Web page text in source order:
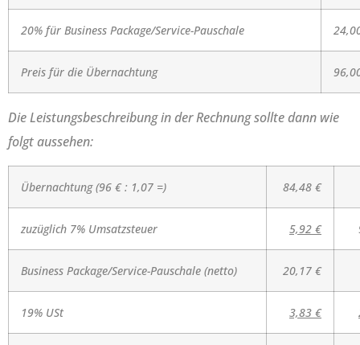
20% für Business Package/Service-Pauschale
Preis für die Übernachtung
Die Leistungsbeschreibung in der Rechnung sollte dann wie
folgt aussehen:
Übernachtung (96 € : 1,07 =) 84,48 €
zuzüglich 7% Umsatzsteuer 5,92 €
Business Package/Service-Pauschale (netto) 20,17 €
19% USt 3,83 €